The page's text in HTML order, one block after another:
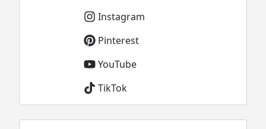
Instagram
Pinterest
YouTube
TikTok